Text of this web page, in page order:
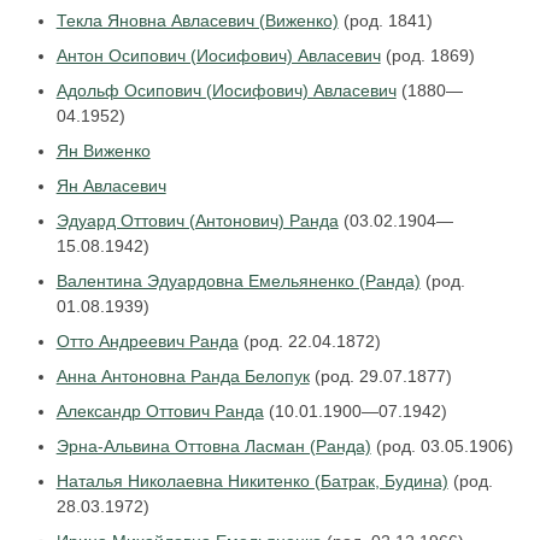
Текла Яновна Авласевич (Виженко) (род. 1841)
Антон Осипович (Иосифович) Авласевич(род. 1869)
Адольф Осипович (Иосифович) Авласевич(1880—
04.1952)
Ян Виженко
Ян Авласевич
Эдуард Оттович (Антонович) Ранда(03.02.1904—
15.08.1942)
Валентина Эдуардовна Емельяненко (Ранда) (род.
01.08.1939)
Отто Андреевич Ранда(род. 22.04.1872)
Анна Антоновна Ранда Белопук(род. 29.07.1877)
Александр Оттович Ранда(10.01.1900—07.1942)
Эрна-Альвина Оттовна Ласман (Ранда) (род. 03.05.1906)
Наталья Николаевна Никитенко (Батрак, Будина) (род.
28.03.1972)